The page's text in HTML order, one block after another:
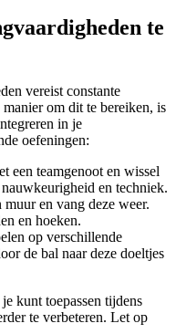
te
vereist constante
⁢om dit te bereiken, is⁤
in ⁤je
oefeningen:
een teamgenoot en wissel
en techniek.
en vang deze⁢ weer.
​en hoeken.
⁣op ‍verschillende
de bal naar deze doeltjes
kunt toepassen⁢ tijdens⁢
te verbeteren. ⁣Let op⁤